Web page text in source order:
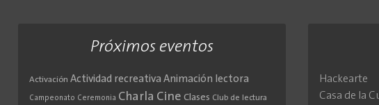
Próximos eventos
Activación Actividad recreativa Animación lectora
Campeonato Ceremonia Charla Cine Clases Club de lectura
Hackearte
Casa de la